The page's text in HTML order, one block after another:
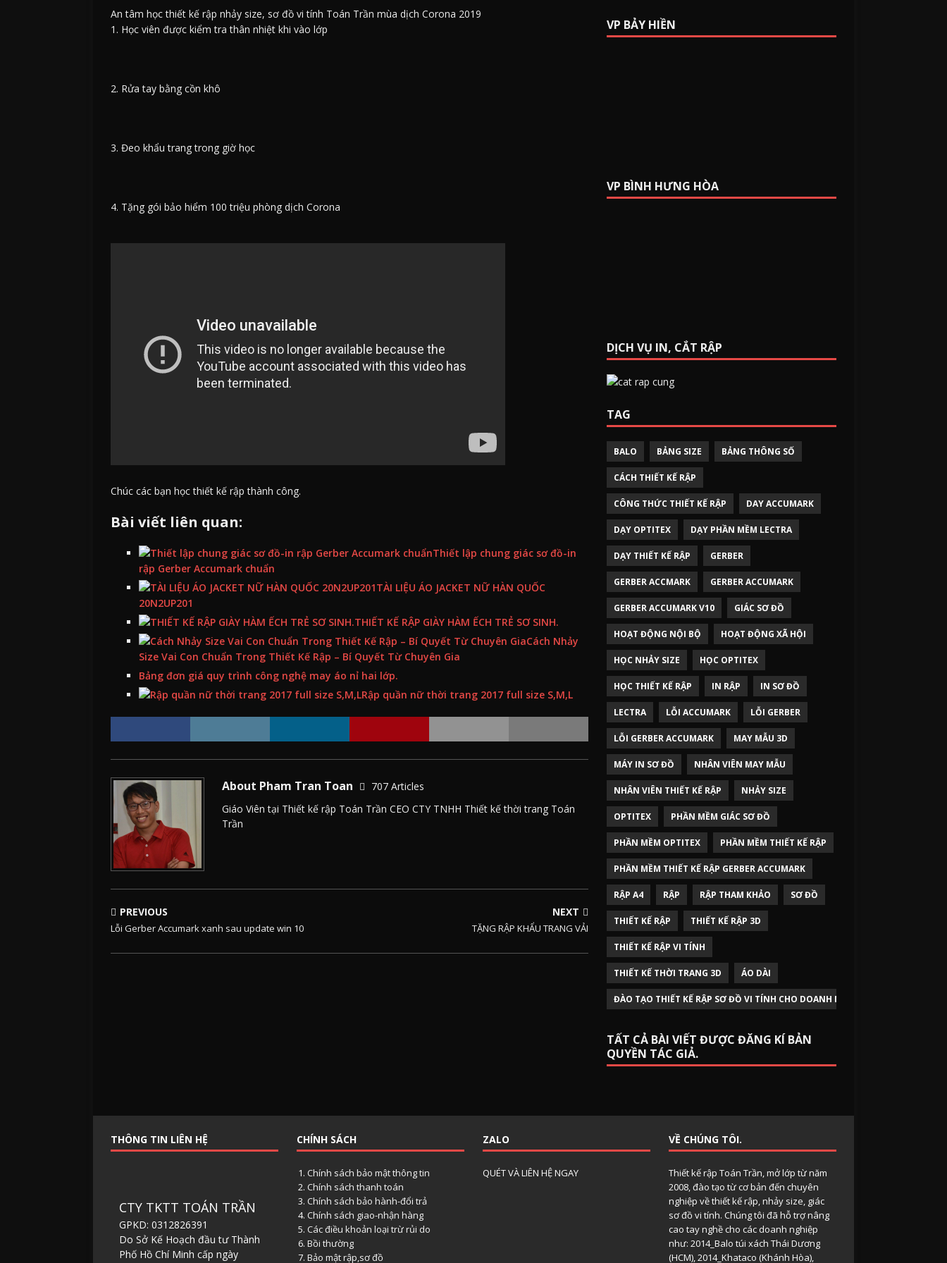
An tâm học thiết kế rập nhảy size, sơ đồ vi tính Toán Trần mùa dịch Corona 2019
1. Học viên được kiểm tra thân nhiệt khi vào lớp
2. Rửa tay bằng cồn khô
3. Đeo khẩu trang trong giờ học
4. Tặng gói bảo hiểm 100 triệu phòng dịch Corona
Chúc các bạn học thiết kế rập thành công.
Bài viết liên quan:
Thiết lập chung giác sơ đồ-in
rập Gerber Accumark chuẩn
TÀI LIỆU ÁO JACKET NỮ HÀN QUỐC
20N2UP201
THIẾT KẾ RẬP GIÀY HÀM ẾCH TRẺ SƠ SINH.
Cách Nhảy
Size Vai Con Chuẩn Trong Thiết Kế Rập – Bí Quyết Từ Chuyên Gia
Bảng đơn giá quy trình công nghệ may áo nỉ hai lớp.
Rập quần nữ thời trang 2017 full size S,M,L
About Pham Tran Toan
707 Articles
Giáo Viên tại Thiết kế rập Toán Trần CEO CTY TNHH Thiết kế thời trang Toán
Trần
PREVIOUS
Lỗi Gerber Accumark xanh sau update win 10
NEXT
TẶNG RẬP KHẨU TRANG VẢI
VP BẢY HIỀN
VP BÌNH HƯNG HÒA
DỊCH VỤ IN, CẮT RẬP
TAG
BALO BẢNG SIZE BẢNG THÔNG SỐ
CÁCH THIẾT KẾ RẬP
CÔNG THỨC THIẾT KẾ RẬP DAY ACCUMARK
DẠY OPTITEX DẠY PHẦN MỀM LECTRA
DẠY THIẾT KẾ RẬP GERBER
GERBER ACCMARK GERBER ACCUMARK
GERBER ACCUMARK V10 GIÁC SƠ ĐỒ
HOẠT ĐỘNG NỘI BỘ HOẠT ĐỘNG XÃ HỘI
HỌC NHẢY SIZE HỌC OPTITEX
HỌC THIẾT KẾ RẬP IN RẬP IN SƠ ĐỒ
LECTRA LỖI ACCUMARK LỖI GERBER
LỖI GERBER ACCUMARK MAY MẪU 3D
MÁY IN SƠ ĐỒ NHÂN VIÊN MAY MẪU
NHÂN VIÊN THIẾT KẾ RẬP NHẢY SIZE
OPTITEX PHẦN MỀM GIÁC SƠ ĐỒ
PHẦN MỀM OPTITEX PHẦN MỀM THIẾT KẾ RẬP
PHẦN MỀM THIẾT KẾ RẬP GERBER ACCUMARK
RẬP A4 RẬP RẬP THAM KHẢO SƠ ĐỒ
THIẾT KẾ RẬP THIẾT KẾ RẬP 3D
THIẾT KẾ RẬP VI TÍNH
THIẾT KẾ THỜI TRANG 3D ÁO DÀI
ĐÀO TẠO THIẾT KẾ RẬP SƠ ĐỒ VI TÍNH CHO DOANH NGHIỆP
TẤT CẢ BÀI VIẾT ĐƯỢC ĐĂNG KÍ BẢN
QUYỀN TÁC GIẢ.
THÔNG TIN LIÊN HỆ
CTY TKTT TOÁN TRẦN
GPKD: 0312826391
Do Sở Kế Hoạch đầu tư Thành
Phố Hồ Chí Minh cấp ngày
CHÍNH SÁCH
Chính sách bảo mật thông tin
Chính sách thanh toán
Chính sách bảo hành-đổi trả
Chính sách giao-nhận hàng
Các điều khoản loại trừ rủi do
Bồi thường
Bảo mật rập,sơ đồ
ZALO
QUÉT VÀ LIÊN HỆ NGAY
VỀ CHÚNG TÔI.
Thiết kế rập Toán Trần, mở lớp từ năm
2008, đào tạo từ cơ bản đến chuyên
nghiệp về thiết kế rập, nhảy size, giác
sơ đồ vi tính. Chúng tôi đã hỗ trợ nâng
cao tay nghề cho các doanh nghiệp
như: 2014_Balo túi xách Thái Dương
(HCM), 2014_Khataco (Khánh Hòa),